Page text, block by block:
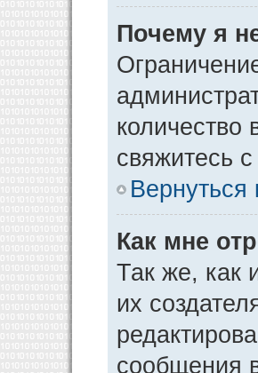
Почему я
свяжитесь
Вернуться
Как мне
Так же, как
их
сообщения